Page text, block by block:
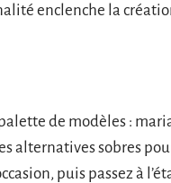
enclenche la
de modèles :
alternatives sobres
puis passez à